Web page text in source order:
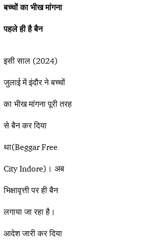
बच्चों का भीख मांगना
पहले ही है बैन
इसी साल (2024)
जुलाई में इंदौर ने बच्चों
का भीख मांगना पूरी तरह
से बैन कर दिया
था(Beggar Free
City Indore)। अब
भिक्षावृत्ती पर ही बैन
लगाया जा रहा है।
आदेश जारी कर दिया